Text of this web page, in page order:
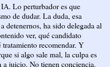
Lo perturbador es que
de dudar. La duda, esa
ha sido delegada al
ver, qué candidato
recomendar. Y
si algo sale mal, la culpa es
juicio. No tienen conciencia.